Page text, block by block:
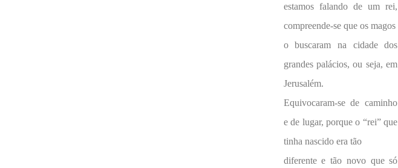
estamos falando de um rei,
compreende-se que os magos
o buscaram na cidade dos
grandes palácios, ou seja, em
Jerusalém.
Equivocaram-se de caminho
e de lugar, porque o “rei” que
tinha nascido era tão
diferente e tão novo que só